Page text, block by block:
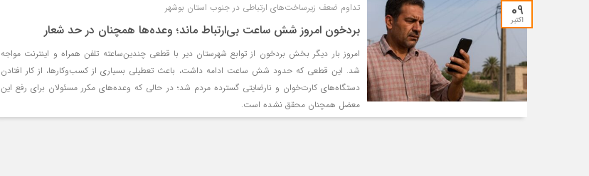
09
اکتبر
تداوم ضعف زیرساخت‌های ارتباطی در جنوب استان بوشهر
بردخون امروز شش ساعت بی‌ارتباط ماند؛ وعده‌ها همچنان در حد شعار
امروز بار دیگر بخش بردخون از توابع شهرستان دیر با قطعی چندین‌ساعته تلفن همراه و اینترنت مواجه
شد. این قطعی که حدود شش ساعت ادامه داشت، باعث تعطیلی بسیاری از کسب‌وکارها، از کار افتادن
دستگاه‌های کارت‌خوان و نارضایتی گسترده مردم شد؛ در حالی که وعده‌های مکرر مسئولان برای رفع این
معضل همچنان محقق نشده است.